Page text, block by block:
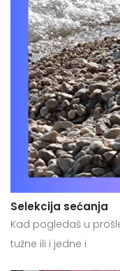
Selekcija sećanja
Kad pogledaš u
tužne ili i jedne i